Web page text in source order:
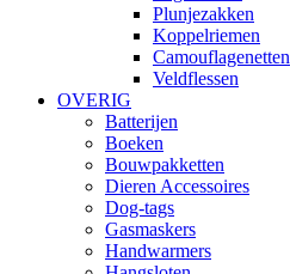
Plunjezakken
Koppelriemen
Camouflagenetten
Veldflessen
OVERIG
Batterijen
Boeken
Bouwpakketten
Dieren Accessoires
Dog-tags
Gasmaskers
Handwarmers